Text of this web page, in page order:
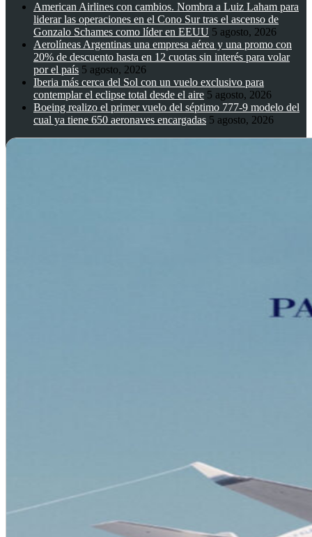
American Airlines con cambios. Nombra a Luiz Laham para
liderar las operaciones en el Cono Sur tras el ascenso de
Gonzalo Schames como líder en EEUU 5 agosto, 2026
Aerolíneas Argentinas una empresa aérea y una promo con
20% de descuento hasta en 12 cuotas sin interés para volar
por el país 5 agosto, 2026
Iberia más cerca del Sol con un vuelo exclusivo para
contemplar el eclipse total desde el aire 5 agosto, 2026
Boeing realizo el primer vuelo del séptimo 777-9 modelo del
cual ya tiene 650 aeronaves encargadas 5 agosto, 2026